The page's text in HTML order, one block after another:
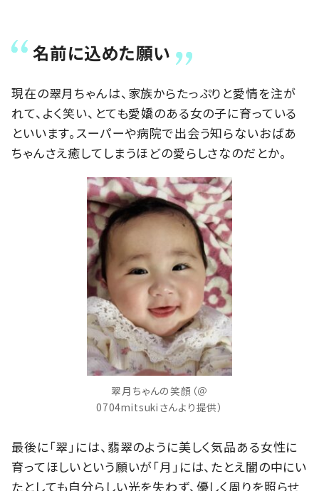
名前に込めた願い
現在の翠月ちゃんは、家族からたっぷりと愛情を注が
れて、よく笑い、とても愛嬌のある女の子に育っている
といいます。スーパーや病院で出会う知らないおばあ
ちゃんさえ癒してしまうほどの愛らしさなのだとか。
翠月ちゃんの笑顔（＠
0704mitsukiさんより提供）
最後に「翠」には、翡翠のように美しく気品ある女性に
育ってほしいという願いが「月」には、たとえ闇の中にい
たとしても自分らしい光を失わず、優しく周りを照らせ